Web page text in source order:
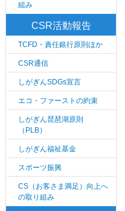
組み
CSR活動報告
TCFD・責任銀行原則ほか
CSR通信
しがぎんSDGs宣言
エコ・ファーストの約束
しがぎん琵琶湖原則
（PLB）
しがぎん福祉基金
スポーツ振興
CS（お客さま満足）向上へ
の取り組み